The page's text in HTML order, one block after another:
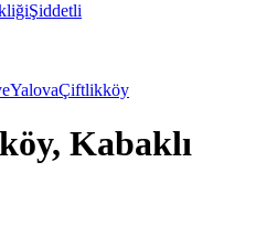
Şiddetli
YalovaÇiftlikköy
Kabaklı